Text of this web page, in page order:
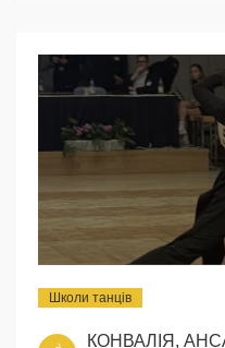
Школи танців
КОНВАЛІЯ,